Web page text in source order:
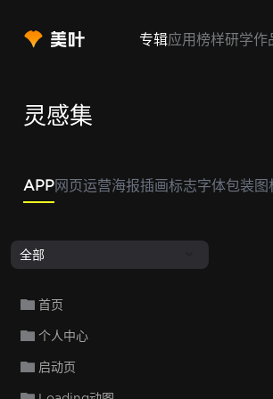
专辑应用榜样研学作
灵感集
APP网页运营海报插画标志字体包装图
全部
首页
个人中心
启动页